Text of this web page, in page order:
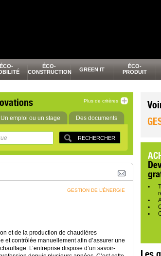
ÉCO-
ÉCO-
CONSTRUCTION
GREEN IT
ÉCO-
PRODUIT
Plus de critères
Un emploi ou un stage Des documents
GESTION DE L’ÉNERGIE
et de la production de chaudières
et contrôlée manuellement afin d’assurer une
L’entreprise dispose d’un savoir-